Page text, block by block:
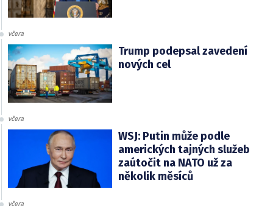
včera
Trump podepsal zavedení
nových cel
včera
WSJ: Putin může podle
amerických tajných služeb
zaútočit na NATO už za
několik měsíců
včera